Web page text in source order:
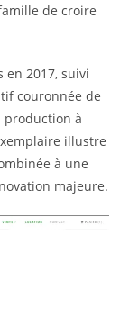
de croire
en 2017, suivi
couronnée de
production à
illustre
à une
majeure.